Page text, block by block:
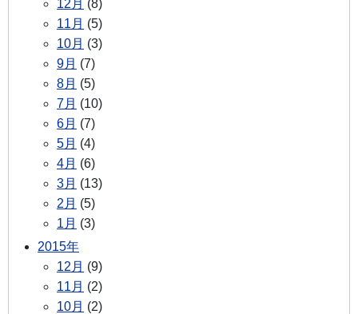
12月 (8)
11月 (5)
10月 (3)
9月 (7)
8月 (5)
7月 (10)
6月 (7)
5月 (4)
4月 (6)
3月 (13)
2月 (5)
1月 (3)
2015年
12月 (9)
11月 (2)
10月 (2)